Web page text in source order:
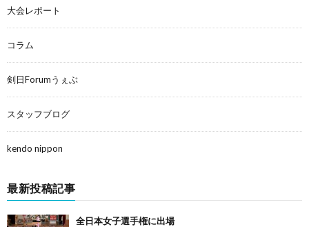
大会レポート
コラム
剣日Forumうぇぶ
スタッフブログ
kendo nippon
最新投稿記事
全日本女子選手権に出場